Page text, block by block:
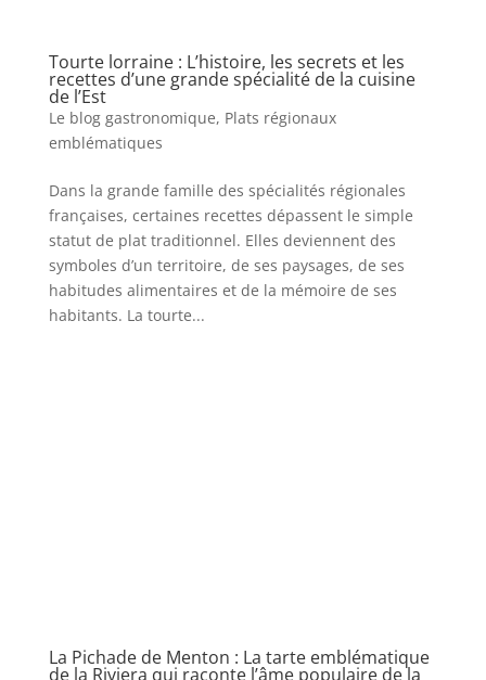
Tourte lorraine : L’histoire, les secrets et les
recettes d’une grande spécialité de la cuisine
de l’Est
Le blog gastronomique, Plats régionaux
emblématiques
Dans la grande famille des spécialités régionales
françaises, certaines recettes dépassent le simple
statut de plat traditionnel. Elles deviennent des
symboles d’un territoire, de ses paysages, de ses
habitudes alimentaires et de la mémoire de ses
habitants. La tourte...
La Pichade de Menton : La tarte emblématique
de la Riviera qui raconte l’âme populaire de la